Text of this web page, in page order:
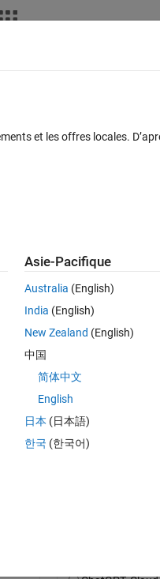
Connectez-vous
Benju Baniya
le 16 Août 2022
le 23 Août 2022
et les offres locales.
Asie-Pacifique
Australia (English)
India (English)
New Zealand (English)
中国
简体中文
English
日本 (日本語)
한국 (한국어)